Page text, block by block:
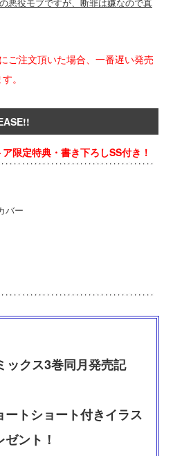
ご注文頂いた場合、一番遅い発売
。
限定特典・書き下ろしSS付き！
ー
ックス3巻同月発売記
トショート付きイラス
ント！